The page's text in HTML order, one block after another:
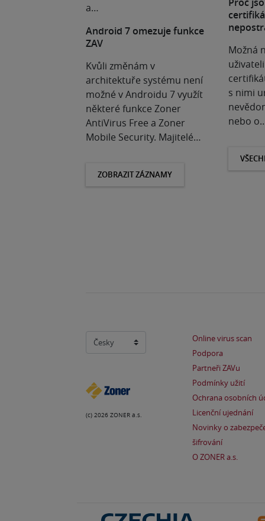
a…
Android 7 omezuje funkce
ZAV
Kvůli změnám v
architektuře systému není
možné v Androidu 7 využít
některé funkce Zoner
AntiVirus Free a Zoner
Mobile Security. Majitelé…
ZOBRAZIT ZÁZNAMY
Možná
s nimi
nebo
(c) 2026 ZONER a.s.
Online virus scan
Podpora
Partneři ZAVu
Podmínky užití
Ochrana osobních
Licenční ujednání
Novinky o
šifrování
O ZONER a.s.